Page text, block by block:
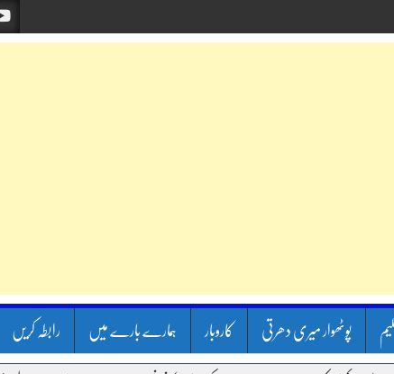
پوٹھوار میری دھرتی کاروبار ہمارے بارے میں رابطہ کریں